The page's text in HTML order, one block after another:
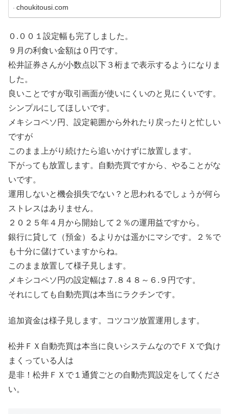
choukitousi.com
０.００１設定幅も完了しました。
９月の利食い金額は０円です。
松井証券さんが小数点以下３桁まで表示するようになりま
した。
良いことですが取引画面が使いにくいのと見にくいです。
シンプルにしてほしいです。
メキシコペソ円、設定範囲から外れたり戻ったりと忙しい
ですが
このまま上がり続けたら追いかけずに放置します。
下がっても放置します。自動売買ですから、やることがな
いです。
運用しないと機会損失でない？と思われるでしょうが何ら
ストレスはありません。
２０２５年４月から開始して２％の運用益ですから。
銀行に貸して（預金）るよりかは遥かにマシです。２％で
も十分に儲けていますからね。
このまま放置して様子見します。
メキシコペソ円の設定幅は７.８４８～６.９円です。
それにしても自動売買は本当にラクチンです。
追加資金は様子見します。コツコツ放置運用します。
松井ＦＸ自動売買は本当に良いシステムなのでＦＸで負け
まくっている人は
是非！松井ＦＸで１通貨ごとの自動売買設定をしてくださ
い。